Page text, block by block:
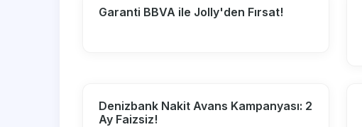
Garanti BBVA ile Jolly'den Fırsat!
Denizbank Nakit Avans Kampanyası: 2
Ay Faizsiz!